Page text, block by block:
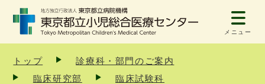
メニュー
トップ
診療科・部門のご案内
臨床研究部
臨床試験科